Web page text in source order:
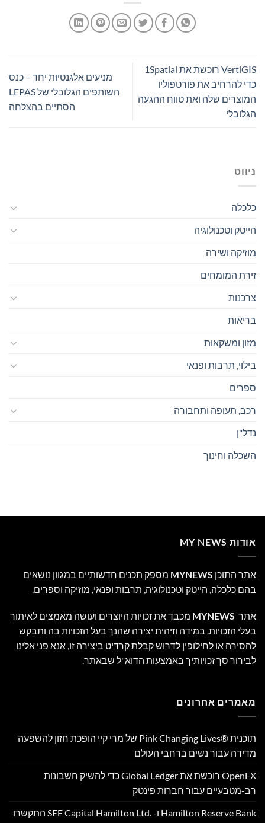
VertiGIS רוכשת את 1Spatial
כדי להרחיב את פורטפוליו
המוצרים שלה ואת טווח ההגעה
הגלובלי
מניעים אלגנטיות יחד – כנס
השותפים הגלובלי של LEPAS
הסתיים בהצלחה
ניווט
כלכלה
הייטק וטכנולוגיה
מוזיקה ושירה
זירת המומחים
צרכנות
בריאות
מזון ומשקאות
בילוי, תרבות ופנאי
ספרים
רכב, תעופה ותחבורה
נדל"ן
השכלה וחינוך
אודות MY NEWS
אתר התוכן MYNEWS מספק תכנים חדשותיים במגוון נושאים
בהם כלכלה, הייטק וטכנולוגיה, תרבות ופנאי, מוזיקה וספרים.
אתר MYNEWS מכבד את זכויות היוצרים ועושה מאמצים לאיתור
בעלי הזכויות. במידה וזיהית יצירה שהנך בעל הזכויות בה ותבקש
להסירה או לחילופין לדרוש קבלת קרדיט ביצירה זו, אנא פני אלינו
לבירור סך זכויותיך באמצעות הדוא"ל שבאתר.
מאמרים אחרונים
תוכנית Pink Changing Lives®‎ של מרי קיי הופכת חזון להשפעה
מדידה עבור נשים ברחבי העולם
OpenFX רוכשת את Global Ledger כדי להשיק חשבונות
רב-מטבעיים עבור חברות פינטק
Hamilton Reserve Bank ו- SEE Capital Hamilton Ltd.‎ התקשרו